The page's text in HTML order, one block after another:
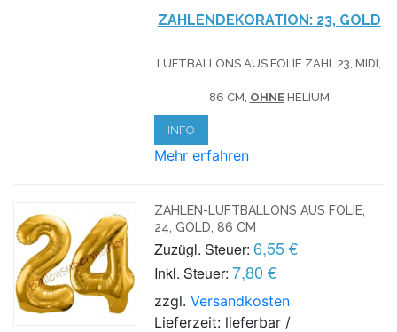
ZAHLENDEKORATION: 23, GOLD
LUFTBALLONS AUS FOLIE ZAHL 23, MIDI,
86 CM, OHNEHELIUM
INFO
Mehr erfahren
ZAHLEN-LUFTBALLONS AUS FOLIE,
24, GOLD, 86 CM
Zuzügl. Steuer: 6,55 €
Inkl. Steuer: 7,80 €
zzgl.Versandkosten
Lieferzeit: lieferbar /